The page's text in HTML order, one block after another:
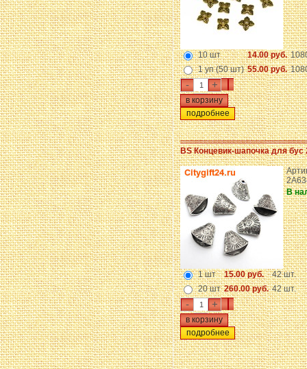
10 шт 14.00 руб.
1 уп (50 шт) 55.00 руб.
- +
подробнее
BS Концевик-шапочка для
В
1 шт 15.00 руб.
42 шт.
20 шт 260.00 руб. 42 шт.
- +
подробнее